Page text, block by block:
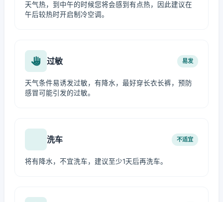
天气热，到中午的时候您将会感到有点热，因此建议在
午后较热时开启制冷空调。
过敏 易发
天气条件易诱发过敏，有降水，最好穿长衣长裤，预防
感冒可能引发的过敏。
洗车 不适宜
将有降水，不宜洗车，建议至少1天后再洗车。